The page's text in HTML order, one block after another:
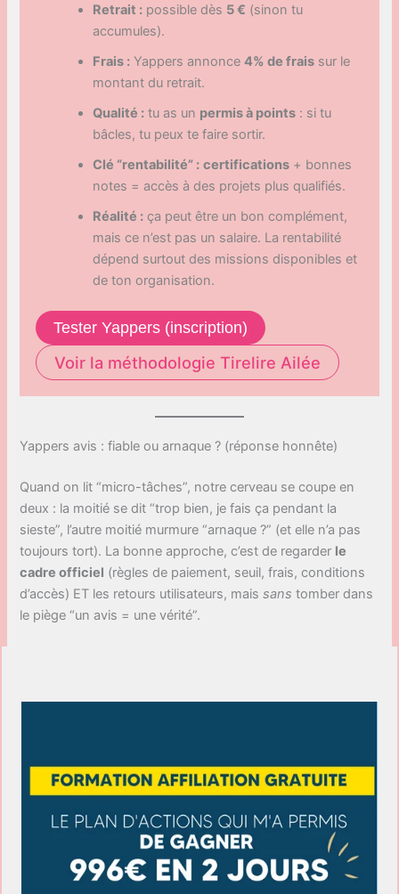
Retrait : possible dès 5 € (sinon tu
accumules).
Frais : Yappers annonce4% de frais sur le
montant du retrait.
Qualité : tu as un permis à points : si tu
bâcles, tu peux te faire sortir.
Clé “rentabilité” : certifications + bonnes
notes = accès à des projets plus qualifiés.
Réalité : ça peut être un bon complément,
mais ce n’est pas un salaire. La rentabilité
dépend surtout des missions disponibles et
de ton organisation.
Tester Yappers (inscription)
Voir la méthodologie Tirelire Ailée
Yappers avis : fiable ou arnaque ? (réponse honnête)
Quand on lit “micro-tâches”, notre cerveau se coupe en
deux : la moitié se dit “trop bien, je fais ça pendant la
sieste”, l’autre moitié murmure “arnaque ?” (et elle n’a pas
toujours tort). La bonne approche, c’est de regarder le
cadre officiel (règles de paiement, seuil, frais, conditions
d’accès) ET les retours utilisateurs, maissans tomber dans
le piège “un avis = une vérité”.